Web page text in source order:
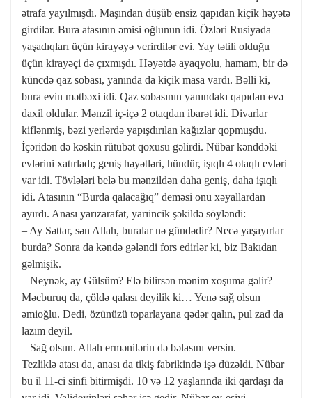
ətrafa yayılmışdı. Maşından düşüb ensiz qapıdan kiçik həyətə
girdilər. Bura atasının əmisi oğlunun idi. Özləri Rusiyada
yaşadıqları üçün kirayəyə verirdilər evi. Yay tətili olduğu
üçün kirayəçi də çıxmışdı. Həyətdə ayaqyolu, hamam, bir də
küncdə qaz sobası, yanında da kiçik masa vardı. Bəlli ki,
bura evin mətbəxi idi. Qaz sobasının yanındakı qapıdan evə
daxil oldular. Mənzil iç-içə 2 otaqdan ibarət idi. Divarlar
kiflənmiş, bəzi yerlərdə yapışdırılan kağızlar qopmuşdu.
İçəridən də kəskin rütubət qoxusu gəlirdi. Nübar kənddəki
evlərini xatırladı; geniş həyətləri, hündür, işıqlı 4 otaqlı evləri
var idi. Tövlələri belə bu mənzildən daha geniş, daha işıqlı
idi. Atasının “Burda qalacağıq” deməsi onu xəyallardan
ayırdı. Anası yarızarafat, yarıincik şəkildə söyləndi:
– Ay Səttar, sən Allah, buralar nə gündədir? Necə yaşayırlar
burda? Sonra da kəndə gələndi fors edirlər ki, biz Bakıdan
gəlmişik.
– Neynək, ay Gülsüm? Elə bilirsən mənim xoşuma gəlir?
Məcburuq da, çöldə qalası deyilik ki… Yenə sağ olsun
əmioğlu. Dedi, özünüzü toparlayana qədər qalın, pul zad da
lazım deyil.
– Sağ olsun. Allah ermənilərin də bəlasını versin.
Tezliklə atası da, anası da tikiş fabrikində işə düzəldi. Nübar
bu il 11-ci sinfi bitirmişdi. 10 və 12 yaşlarında iki qardaşı da